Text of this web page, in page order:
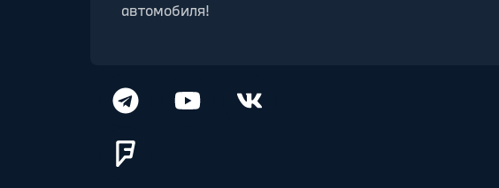
автомобиля!